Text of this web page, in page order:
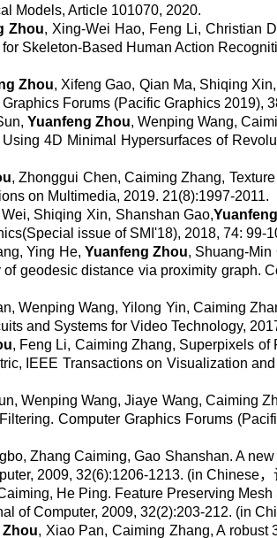
Models, Article 101070, 2020.
Zhou, Xing-Wei Hao, Feng Li, Christian
Skeleton-Based Human Action
Zhou, Xifeng Gao, Qian Ma, Shiqing
Forums (Pacific Graphics 2019),
Yuanfeng Zhou, Wenping Wang,
4D Minimal Hypersurfaces of
, Zhonggui Chen, Caiming Zhang,
on Multimedia, 2019. 21(8):1997-2011.
Shiqing Xin, Shanshan Gao,
(Special issue of SMI'18), 2018, 74: 99-
Ying He, Yuanfeng Zhou, Shuang-Min
geodesic distance via proximity graph.
Wenping Wang, Yilong Yin, Caiming
and Systems for Video Technology,
, Feng Li, Caiming Zhang, Superpixels
IEEE Transactions on Visualization
Wenping Wang, Jiaye Wang, Caiming
Computer Graphics Forums
Zhang Caiming, Gao Shanshan. A
, 2009, 32(6):1206-1213. (in Chinese
He Ping. Feature Preserving
of Computer, 2009, 32(2):203-212. (in
, Xiao Pan, Caiming Zhang, A robust